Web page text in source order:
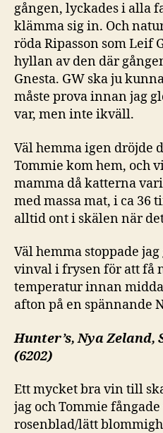
gången, lyckades i alla
klämma sig in. Och
röda Ripasson som Leif
hyllan av den där
Gnesta. GW ska ju
måste prova innan jag
var, men inte ikväll.
Väl hemma igen dröjde
Tommie kom hem, och
mamma då katterna
med massa mat, i ca 36
alltid ont i skälen när
Väl hemma stoppade
vinval i frysen för att få
temperatur innan
afton på en spännande
Hunter’s, Nya Zeland,
(6202)
Ett mycket bra vin till
jag och Tommie
rosenblad/lätt